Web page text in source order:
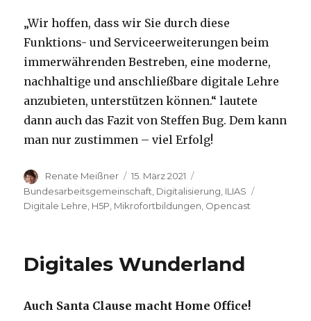
„Wir hoffen, dass wir Sie durch diese
Funktions- und Serviceerweiterungen beim
immerwährenden Bestreben, eine moderne,
nachhaltige und anschließbare digitale Lehre
anzubieten, unterstützen können.“ lautete
dann auch das Fazit von Steffen Bug. Dem kann
man nur zustimmen – viel Erfolg!
Autor
Renate Meißner
Veröffentlicht
am
15. März 2021
Bundesarbeitsgemeinschaft Digitalisierung ILIAS
Digitale Lehre H5P Mikrofortbildungen Opencast
Digitales Wunderland
Auch Santa Clause macht Home Office!